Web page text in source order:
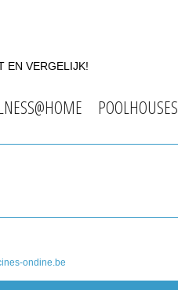
EN VERGELIJK!
POOLHOUSES
ondine.be